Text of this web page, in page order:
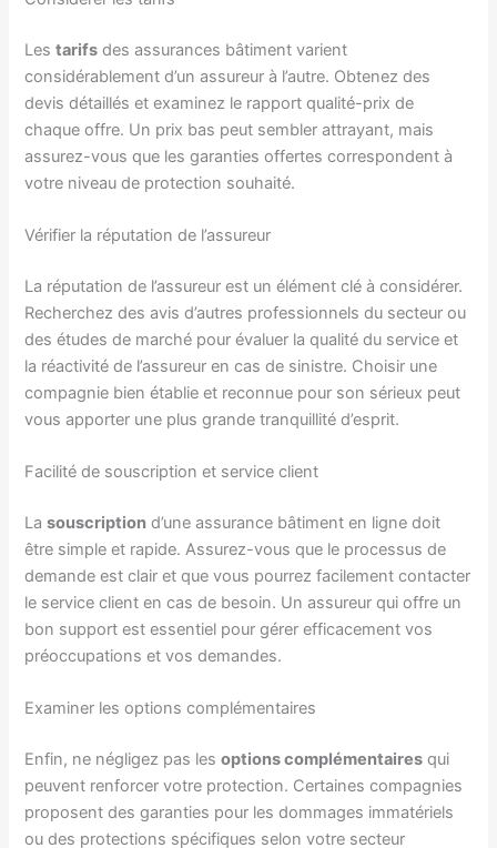
Lestarifs des assurances bâtiment varient
considérablement d’un assureur à l’autre. Obtenez des
devis détaillés et examinez le rapport qualité-prix de
chaque offre. Un prix bas peut sembler attrayant, mais
assurez-vous que les garanties offertes correspondent à
votre niveau de protection souhaité.
Vérifier la réputation de l’assureur
La réputation de l’assureur est un élément clé à considérer.
Recherchez des avis d’autres professionnels du secteur ou
des études de marché pour évaluer la qualité du service et
la réactivité de l’assureur en cas de sinistre. Choisir une
compagnie bien établie et reconnue pour son sérieux peut
vous apporter une plus grande tranquillité d’esprit.
Facilité de souscription et service client
Lasouscription d’une assurance bâtiment en ligne doit
être simple et rapide. Assurez-vous que le processus de
demande est clair et que vous pourrez facilement contacter
le service client en cas de besoin. Un assureur qui offre un
bon support est essentiel pour gérer efficacement vos
préoccupations et vos demandes.
Examiner les options complémentaires
Enfin, ne négligez pas lesoptions complémentaires qui
peuvent renforcer votre protection. Certaines compagnies
proposent des garanties pour les dommages immatériels
ou des protections spécifiques selon votre secteur